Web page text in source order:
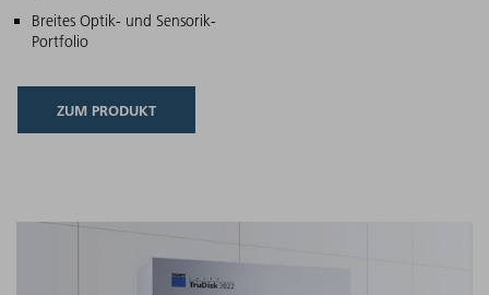
Breites Optik- und Sensorik-
Portfolio
ZUM PRODUKT